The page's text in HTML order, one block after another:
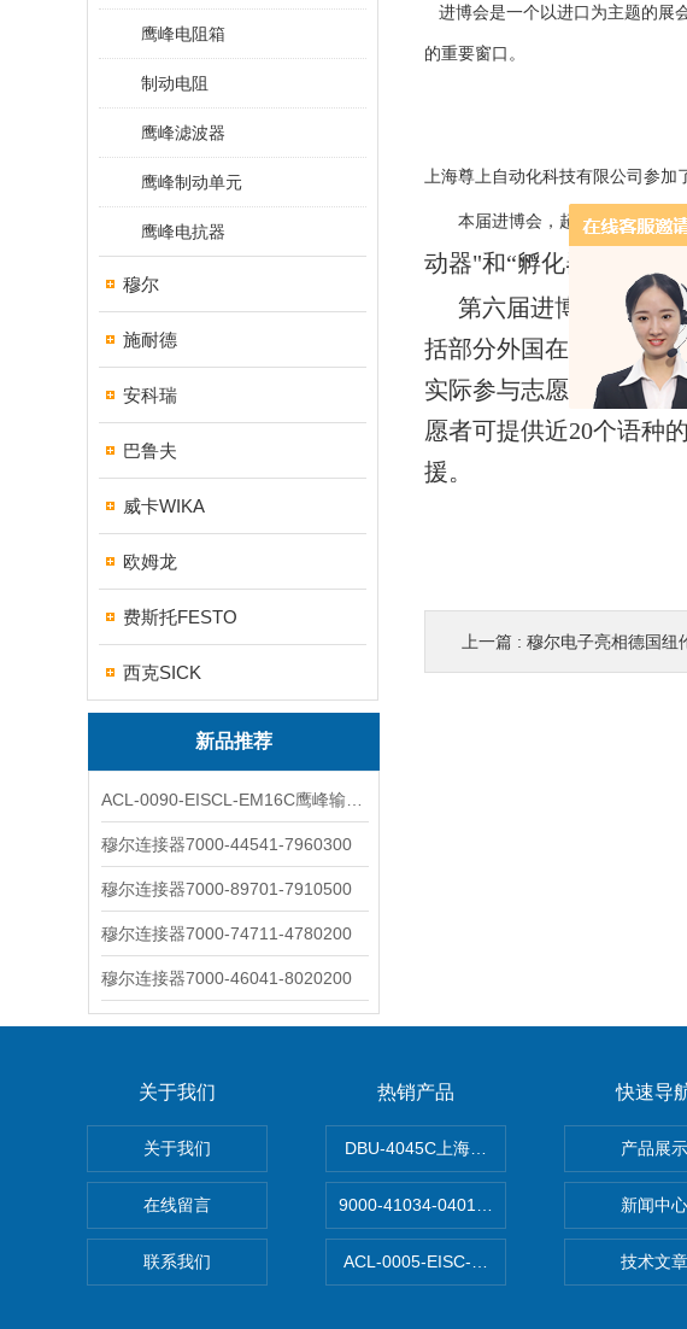
鹰峰电阻箱
制动电阻
鹰峰滤波器
鹰峰制动单元
鹰峰电抗器
穆尔
施耐德
安科瑞
巴鲁夫
威卡WIKA
欧姆龙
费斯托FESTO
西克SICK
新品推荐
穆尔连接器7000-44541-7960300
穆尔连接器7000-89701-7910500
穆尔连接器7000-74711-4780200
穆尔连接器7000-46041-8020200
进博会是一个以进口为主题的展
的重要窗口。
上海尊上自动化科技有限公司参加
本届进博会，超400项新产
动器"和“孵化器"，越来
第六届进博会已招募
括部分外国在华留学生
实际参与志愿服务的人
愿者可提供近20个语种
援。
上一篇 : 穆尔电子亮相德国纽
关于我们
关于我们
在线留言
联系我们
热销产品
DBU-4045C上海鹰峰制动单元
9000-41034-0401000穆尔MICO4.4智能电流分
ACL-0005-EISC-E2M8C上海鹰峰电抗器
快速导
产品展示
新闻中心
技术文章